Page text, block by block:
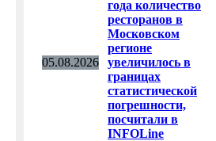
05.08.2026
года количество
ресторанов в
Московском
регионе
увеличилось в
границах
статистической
погрешности,
посчитали в
INFOLine